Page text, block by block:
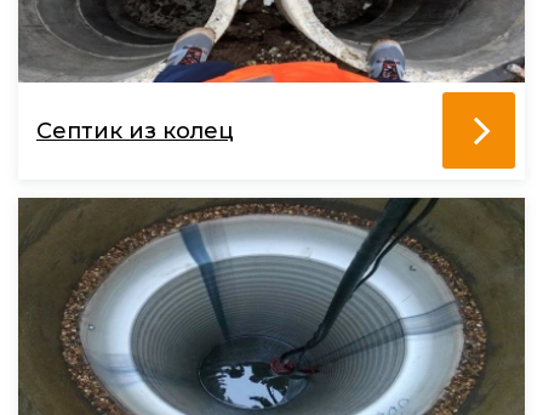
Септик из колец